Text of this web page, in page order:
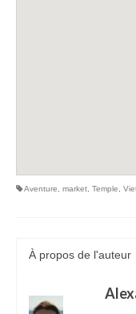
Aventure market Temple
À propos de l'auteur